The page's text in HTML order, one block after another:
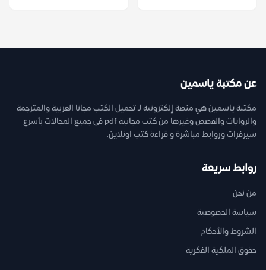
عن مكتبة ياسمين
مكتبة ياسمين هي منصة إلكترونية لـ تحميل الكتب مجانا العربية والمترجمة
والروايات والقصص وغيرها من كتب مجانية pdf فى جميع المجالات بأسرع
سيرفرات وروابط مباشرة و قراءة كتب اونلاين.
روابط سريعة
من نحن
سياسة الخصوصية
الشروط والأحكام
حقوق الملكية الفكرية